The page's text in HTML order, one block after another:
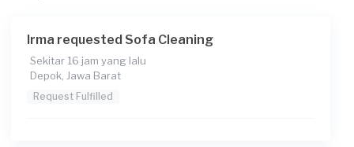
Irma requested Sofa Cleaning
Sekitar 16 jam yang lalu
Depok, Jawa Barat
Request Fulfilled